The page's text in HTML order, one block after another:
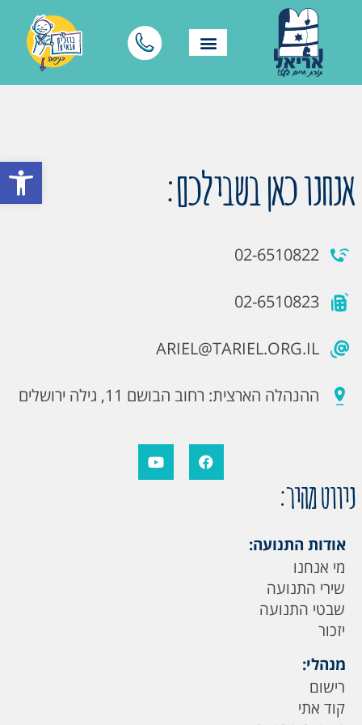
פתח אנחנו כאן בשבילכם:
02-6510822
02-6510823
ARIEL@TARIEL.ORG.IL
ההנהלה הארצית: רחוב הבושם 11, גילה ירושלים
ניווט מהיר:
אודות התנועה:
מי אנחנו
שירי התנועה
שבטי התנועה
יזכור
מנהלי:
רישום
קוד אתי